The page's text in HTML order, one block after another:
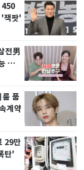
450
'잭팟'
전男
화
품
계약
29만
탄'